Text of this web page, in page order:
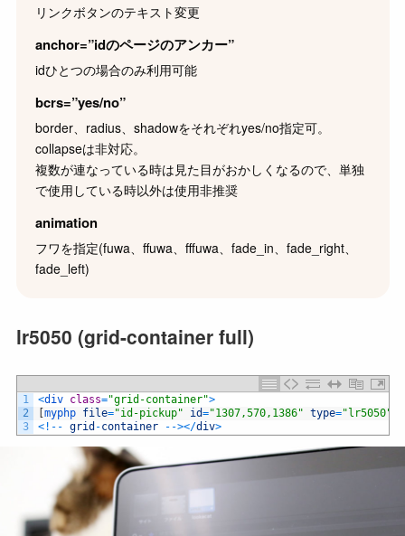
サラダセット
会社案内
会社概要
猫スタッフのご紹介
子猫のミルクボランティア活動
リンクボタンのテキスト変更
anchor=”idのページのアンカー”
idひとつの場合のみ利用可能
bcrs=”yes/no”
border、radius、shadowをそれぞれyes/no指定可。
collapseは非対応。
複数が連なっている時は見た目がおかしくなるので、単独
で使用している時以外は使用非推奨
animation
フワを指定(fuwa、ffuwa、fffuwa、fade_in、fade_right、
fade_left)
lr5050 (grid-container full)
1
2
3
<div class="grid-container">
myphp file="id-pickup" id="1307,570,1386" type="lr5050"
<! -- grid -container --></div>